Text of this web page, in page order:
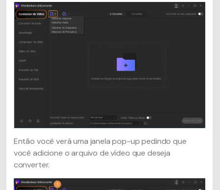
Então você verá uma janela pop-up pedindo que
você adicione o arquivo de vídeo que deseja
converter.